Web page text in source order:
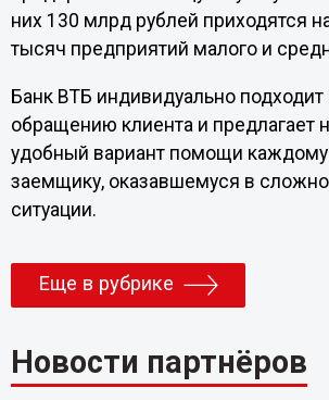
них 130 млрд рублей приходятся
тысяч предприятий малого и
Банк ВТБ индивидуально
обращению клиента и предлагает
удобный вариант помощи каждому
заемщику, оказавшемуся в
ситуации.
Еще в рубрике
Новости партнёров